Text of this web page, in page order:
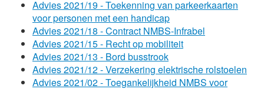
Advies 2021/19 - Toekenning van parkeerkaarten
voor personen met een handicap
Advies 2021/18 - Contract NMBS-Infrabel
Advies 2021/15 - Recht op mobiliteit
Advies 2021/13 - Bord busstrook
Advies 2021/12 - Verzekering elektrische rolstoelen
Advies 2021/02 - Toegankelijkheid NMBS voor